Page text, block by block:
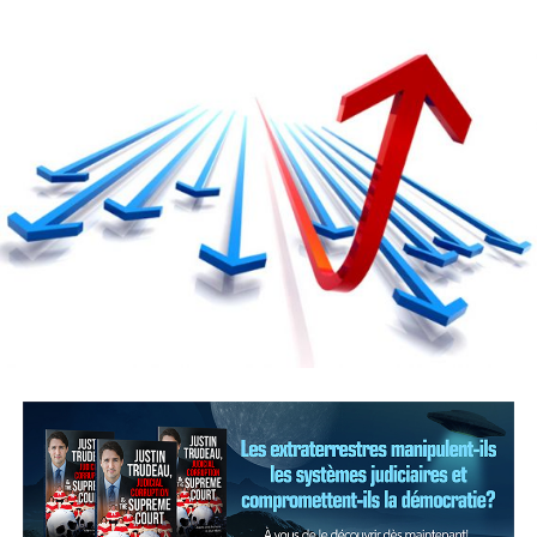
conflit de travail lorsque quelque 3200 chefs de train et
membres d’équipes de manœuvre du Canadien National
(CN) ont déclenché une grève.
Le débrayage, qui a duré une semaine, a perturbé les
activités de nombreuses industries, incluant les
agriculteurs dont les livraisons de propane avaient été
réduites ou même arrêtées, ce qui avait de graves
conséquences sur la récolte et le séchage du grain au
Post Views:699
faire en sorte qu’un enfant ne soit pas assis trop loin,
les parents devaient parfois payer d’importants frais de
réservation de sièges. Désormais, cela n’est plus
nécessaire : le règlement exige qu’un enfant de 4 ans ou
moins soit assis à côté d’un parent, qu’un enfant de 5 à
11 ans soit placé dans la même rangée, séparé par un
voyageur tout au plus, alors qu’un adolescent de 12 ou
13 ans ne doit pas être séparé d’un parent par plus
Ces règles s’ajoutent à la charte canadienne des droits
des passagers aériens (ou charte des voyageurs) qui était
prévoyait déjà des obligations en matière de
communication claire, de surréservation, de retard sur
le tarmac, de perte ou de bris de bagages et de
transport d’instruments de musique.